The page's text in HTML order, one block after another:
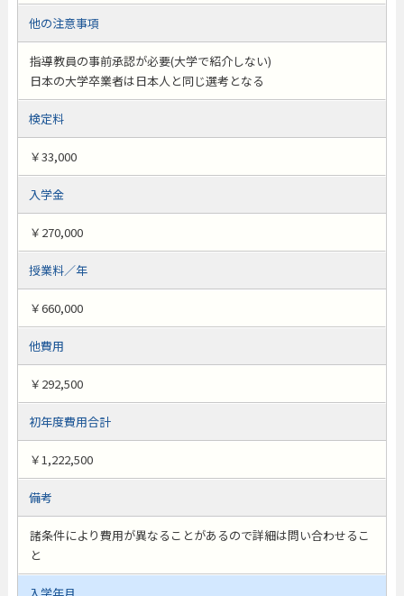
他の注意事項
指導教員の事前承認が必要(大学で紹介しない)
日本の大学卒業者は日本人と同じ選考となる
検定料
￥33,000
入学金
￥270,000
授業料／年
￥660,000
他費用
￥292,500
初年度費用合計
￥1,222,500
備考
諸条件により費用が異なることがあるので詳細は問い合わせるこ
と